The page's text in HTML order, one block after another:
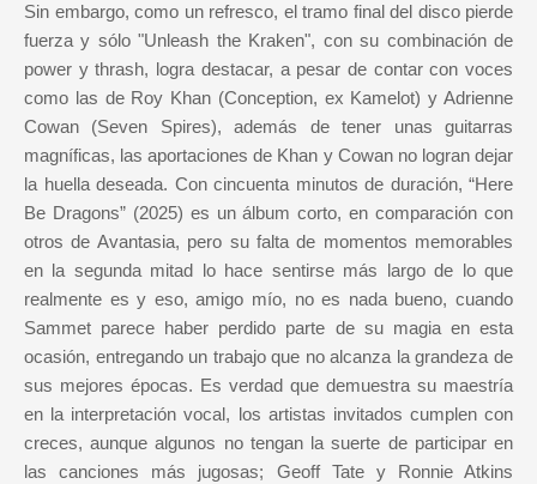
Sin embargo, como un refresco, el tramo final del disco pierde
fuerza y sólo "Unleash the Kraken", con su combinación de
power y thrash, logra destacar, a pesar de contar con voces
como las de Roy Khan (Conception, ex Kamelot) y Adrienne
Cowan (Seven Spires), además de tener unas guitarras
magníficas, las aportaciones de Khan y Cowan no logran dejar
la huella deseada. Con cincuenta minutos de duración, “Here
Be Dragons” (2025) es un álbum corto, en comparación con
otros de Avantasia, pero su falta de momentos memorables
en la segunda mitad lo hace sentirse más largo de lo que
realmente es y eso, amigo mío, no es nada bueno, cuando
Sammet parece haber perdido parte de su magia en esta
ocasión, entregando un trabajo que no alcanza la grandeza de
sus mejores épocas. Es verdad que demuestra su maestría
en la interpretación vocal, los artistas invitados cumplen con
creces, aunque algunos no tengan la suerte de participar en
las canciones más jugosas; Geoff Tate y Ronnie Atkins